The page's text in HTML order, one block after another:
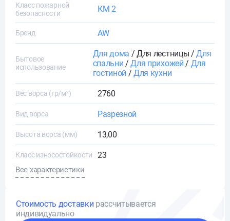
Класс пожарной
безопасности
КМ 2
Бренд AW
Бытовое
использование
Для дома / Для лестницы /Для
спальни /Для прихожей / Для
гостиной /Для кухни
Вес ворса (гр/м²) 2760
Вид ворса Разрезной
Высота ворса (мм) 13,00
Класс износостойкости 23
Все характеристики
Стоимость доставки рассчитывается
индивидуально